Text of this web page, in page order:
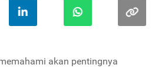
akan pentingnya